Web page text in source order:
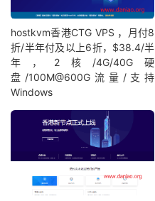
hostkvm香港CTG VPS ，月付8
折/半年付及以上6折，$38.4/半
年，2核/4G/40G硬
盘/100M@600G流量/支持
Windows